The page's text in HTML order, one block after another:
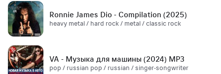
Ronnie James Dio - Compilation (2025)
heavy metal / hard rock / metal / classic rock
VA - Музыка для машины (2024) MP3
pop / russian pop / russian / singer-songwriter